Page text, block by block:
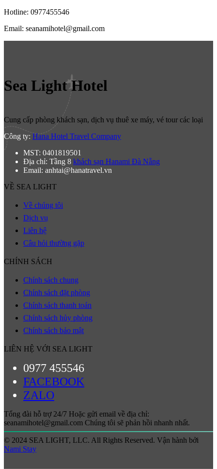
Hotline: 0977455546
Email: seanamihotel@gmail.com
Sea Light Hotel
Cung cấp phòng khách sạn, dịch vụ thuê xe máy, vé tour các loại
Công ty: Hana Hotel Travel Company
MST: 0401819501
Địa chỉ: Tầng 8 khách sạn Hanami Đà Nẵng
Email: anhtai@hanatravel.vn
VỀ SEA LIGHT
Về chúng tôi
Dịch vụ
Liên hệ
Câu hỏi thường gặp
CHÍNH SÁCH
Chính sách chung
Chính sách đặt phòng
Chính sách thanh toán
Chính sách hủy phòng
Chính sách bảo mật
LIÊN HỆ VỚI SEA LIGHT
0977 455546
FACEBOOK
ZALO
Tổng đài hỗ trợ 24/7 Hoặc gửi email về địa chỉ:
seanamihotel@gmail.com Chúng tôi sẽ phản hồi nhanh nhất.
© 2024 SEA LIGHT, LLC. All Rights Reserved. Vận hành bởi
Nami Stay